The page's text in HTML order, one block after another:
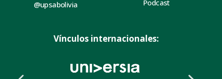
@upsabolivia Podcast
Vínculos internacionales: